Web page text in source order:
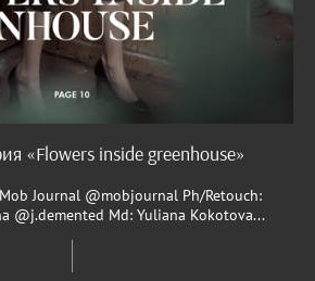
«Flowers inside greenhouse»
Journal @mobjournal Ph/Retouch:
@j.demented Md: Yuliana Kokotova...